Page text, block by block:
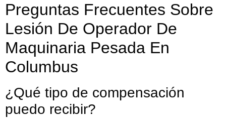
Preguntas Frecuentes Sobre
Lesión De Operador De
Maquinaria Pesada En
Columbus
¿Qué tipo de compensación
puedo recibir?